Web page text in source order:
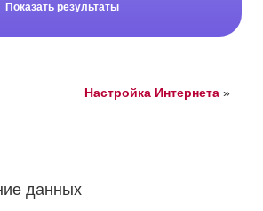
Показать результаты
Настройка Интернета»
данных